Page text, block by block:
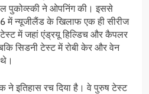
पुकोव्स्की ने ओपनिंग की। इससे
में न्यूजीलैंड के खिलाफ एक ही सीरीज
में जहां एंड्रयू हिल्डिच और कैपलर
सिडनी टेस्ट में रोबी केर और वेन
ने इतिहास रच दिया है। वे पुरुष टेस्ट